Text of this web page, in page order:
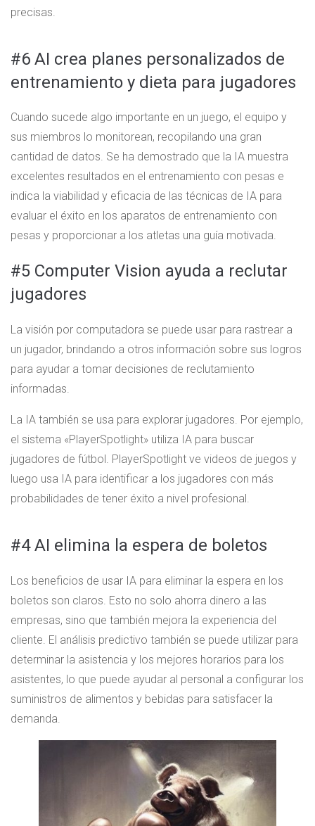
precisas.
#6 AI crea planes personalizados de
entrenamiento y dieta para jugadores
Cuando sucede algo importante en un juego, el equipo y
sus miembros lo monitorean, recopilando una gran
cantidad de datos. Se ha demostrado que la IA muestra
excelentes resultados en el entrenamiento con pesas e
indica la viabilidad y eficacia de las técnicas de IA para
evaluar el éxito en los aparatos de entrenamiento con
pesas y proporcionar a los atletas una guía motivada.
#5 Computer Vision ayuda a reclutar
jugadores
La visión por computadora se puede usar para rastrear a
un jugador, brindando a otros información sobre sus logros
para ayudar a tomar decisiones de reclutamiento
informadas.
La IA también se usa para explorar jugadores. Por ejemplo,
el sistema «PlayerSpotlight» utiliza IA para buscar
jugadores de fútbol. PlayerSpotlight ve videos de juegos y
luego usa IA para identificar a los jugadores con más
probabilidades de tener éxito a nivel profesional.
#4 AI elimina la espera de boletos
Los beneficios de usar IA para eliminar la espera en los
boletos son claros. Esto no solo ahorra dinero a las
empresas, sino que también mejora la experiencia del
cliente. El análisis predictivo también se puede utilizar para
determinar la asistencia y los mejores horarios para los
asistentes, lo que puede ayudar al personal a configurar los
suministros de alimentos y bebidas para satisfacer la
demanda.